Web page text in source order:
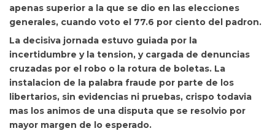
apenas superior a la que se dio en las elecciones
generales, cuando voto el 77.6 por ciento del padron.
La decisiva jornada estuvo guiada por la
incertidumbre y la tension, y cargada de denuncias
cruzadas por el robo o la rotura de boletas. La
instalacion de la palabra fraude por parte de los
libertarios, sin evidencias ni pruebas, crispo todavia
mas los animos de una disputa que se resolvio por
mayor margen de lo esperado.